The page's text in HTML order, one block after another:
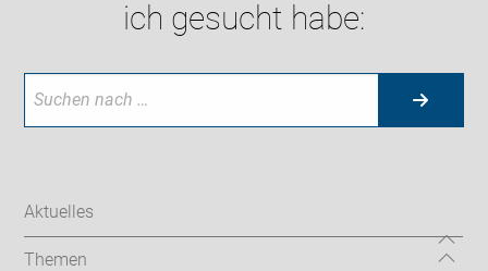
ich gesucht habe:
Aktuelles
Themen